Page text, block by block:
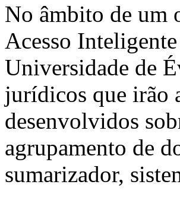
No âmbito de um
Acesso
Universidade de
jurídicos que irão
desenvolvidos
agrupamento de
sumarizador,